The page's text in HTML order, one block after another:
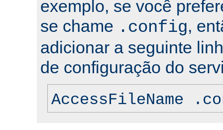
exemplo, se você
se chame .config,
adicionar a seguinte
de configuração do
AccessFileName